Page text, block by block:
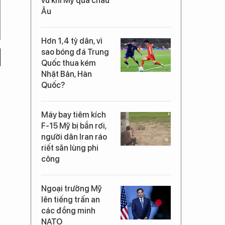
Âu
Hơn 1,4 tỷ dân, vì
sao bóng đá Trung
Quốc thua kém
Nhật Bản, Hàn
Quốc?
Máy bay tiêm kích
F-15 Mỹ bị bắn rơi,
người dân Iran ráo
riết săn lùng phi
công
Ngoại trưởng Mỹ
lên tiếng trấn an
các đồng minh
NATO